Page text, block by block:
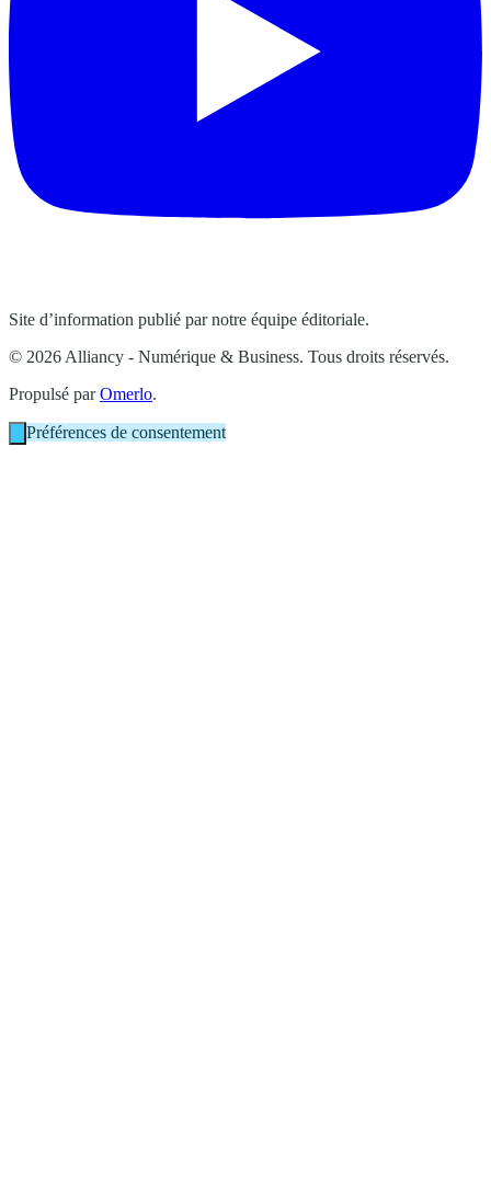
Site d’information publié par notre équipe éditoriale.
© 2026 Alliancy - Numérique & Business. Tous droits réservés.
Propulsé parOmerlo.
Préférences de consentement